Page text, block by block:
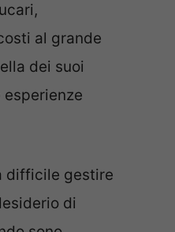
al grande
dei suoi
difficile gestire
di